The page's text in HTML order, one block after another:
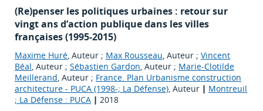
(Re)penser les politiques urbaines : retour sur
vingt ans d’action publique dans les villes
françaises (1995-2015)
Maxime Huré, Auteur ; Max Rousseau, Auteur ; Vincent
Béal, Auteur ; Sébastien Gardon, Auteur ; Marie-Clotilde
Meillerand, Auteur ; France. Plan Urbanisme construction
architecture - PUCA (1998-; La Défense), Auteur | Montreuil
; La Défense : PUCA | 2018